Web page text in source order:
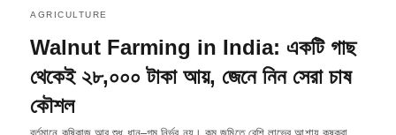
AGRICULTURE
Walnut Farming in India: একটি গাছ
থেকেই ২৮,০০০ টাকা আয়, জেনে নিন সেরা চাষ
কৌশল